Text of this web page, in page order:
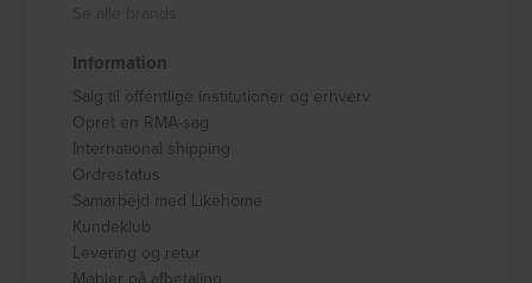
Information
Salg til offentlige institutioner og erhverv
Opret en RMA-sag
International shipping
Ordrestatus
Samarbejd med Likehome
Kundeklub
Levering og retur
Møbler på afbetaling